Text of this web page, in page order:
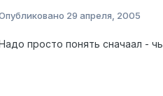
29 апреля, 2005
просто понять сначаал -